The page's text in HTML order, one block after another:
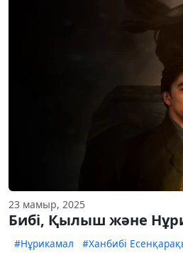
23 мамыр, 2025
Бибі, Қылыш және
#Нұрикамал #Хан­бибі